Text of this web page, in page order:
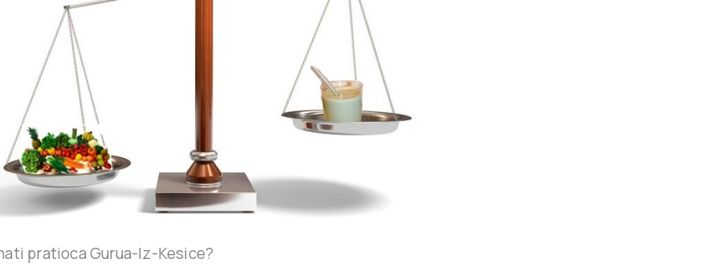
pratioca Gurua-Iz-Kesice?